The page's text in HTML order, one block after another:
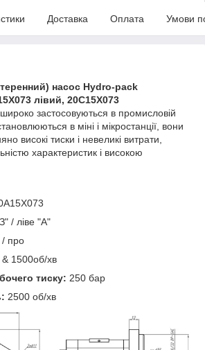
Доставка Оплата Умови
насос Hydro-pack
лівий, 20C15X073
широко застосовуються в промисловій
в міні і мікростанції, вони
високі тиски і невеликі витрати,
характеристик і високою
/ ліве "А"
/ про
1500об/хв
тиску: 250 бар
2500 об/хв